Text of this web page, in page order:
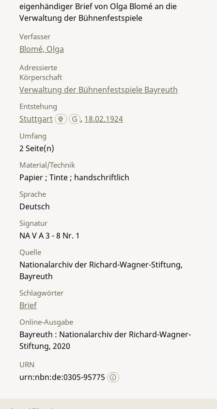
eigenhändiger Brief von Olga Blomé an die
Verwaltung der Bühnenfestspiele
Verfasser
Blomé, Olga
Adressierte
Körperschaft
Verwaltung der Bühnenfestspiele Bayreuth
Entstehung
Stuttgart , 18.02.1924
Umfang
2
Material/Technik
Papier ; Tinte ; handschriftlich
Sprache
Deutsch
Signatur
NA V A 3 - 8 Nr. 1
Quelle
Nationalarchiv der Richard-Wagner-Stiftung,
Bayreuth
Schlagwörter
Brief
Online-Ausgabe
Bayreuth : Nationalarchiv der Richard-Wagner-
Stiftung, 2020
URN
urn:nbn:de:0305-95775